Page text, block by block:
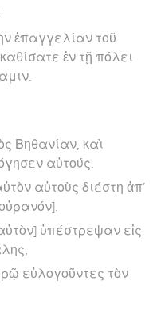
ἐπαγγελίαν τοῦ
ἐν τῇ πόλει
Βηθανίαν, καὶ
αὐτούς.
αὐτοὺς διέστη ἀπ’
ὑπέστρεψαν εἰς
εὐλογοῦντες τὸν